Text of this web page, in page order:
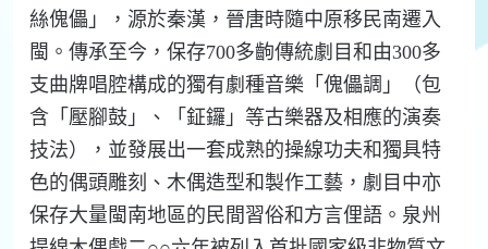
絲傀儡」，源於秦漢，晉唐時隨中原移民南遷入
閩。傳承至今，保存700多齣傳統劇目和由300多
支曲牌唱腔構成的獨有劇種音樂「傀儡調」（包
含「壓腳鼓」、「鉦鑼」等古樂器及相應的演奏
技法），並發展出一套成熟的操線功夫和獨具特
色的偶頭雕刻、木偶造型和製作工藝，劇目中亦
保存大量閩南地區的民間習俗和方言俚語。泉州